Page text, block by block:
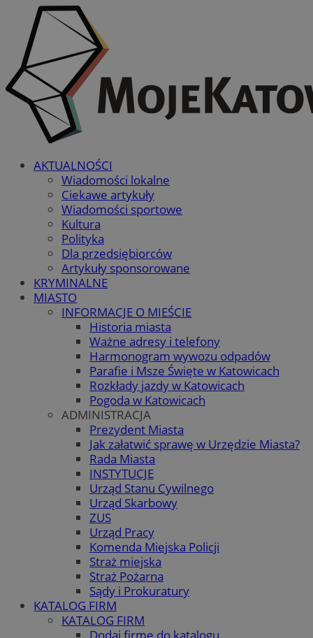
AKTUALNOŚCI
Wiadomości lokalne
Ciekawe artykuły
Wiadomości sportowe
Kultura
Polityka
Dla przedsiębiorców
Artykuły sponsorowane
KRYMINALNE
MIASTO
INFORMACJE O MIEŚCIE
Historia miasta
Ważne adresy i telefony
Harmonogram wywozu odpadów
Parafie i Msze Święte w Katowicach
Rozkłady jazdy w Katowicach
Pogoda w Katowicach
ADMINISTRACJA
Prezydent Miasta
Jak załatwić sprawę w Urzędzie Miasta?
Rada Miasta
INSTYTUCJE
Urząd Stanu Cywilnego
Urząd Skarbowy
ZUS
Urząd Pracy
Komenda Miejska Policji
Straż miejska
Straż Pożarna
Sądy i Prokuratury
KATALOG FIRM
KATALOG FIRM